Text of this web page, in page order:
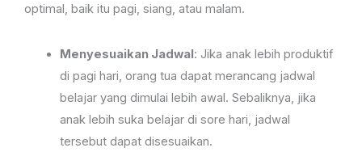
optimal, baik itu pagi, siang, atau malam.
Menyesuaikan Jadwal: Jika anak lebih produktif
di pagi hari, orang tua dapat merancang jadwal
belajar yang dimulai lebih awal. Sebaliknya, jika
anak lebih suka belajar di sore hari, jadwal
tersebut dapat disesuaikan.